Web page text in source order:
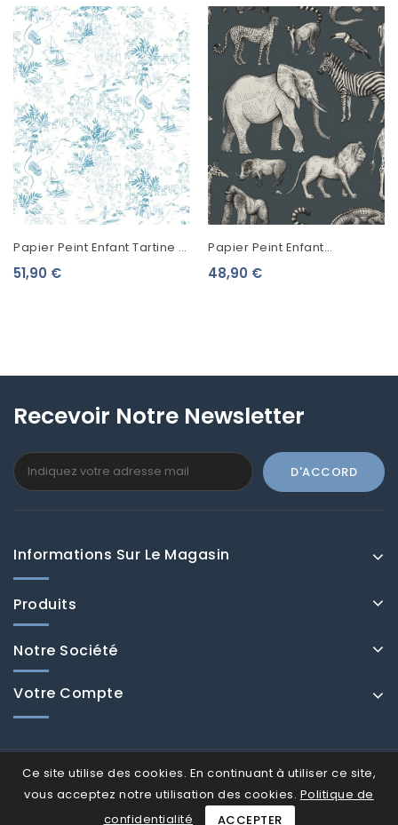
Papier Peint Enfant Tartine &
Chocolat Paysage Littoral
51,90 €
Papier Peint Enfant
Collection Forest Friends
48,90 €
Recevoir Notre Newsletter
Informations Sur Le Magasin
Produits
Notre Société
Votre Compte
Ce site utilise des cookies. En continuant à utiliser ce site,
vous acceptez notre utilisation des cookies. Politique de
confidentialité
ACCEPTER